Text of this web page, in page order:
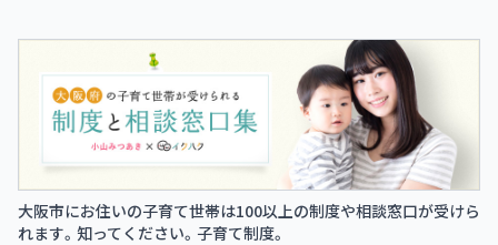
大阪市にお住いの子育て世帯は100以上の制度や相談窓口が受けら
れます。知ってください。子育て制度。